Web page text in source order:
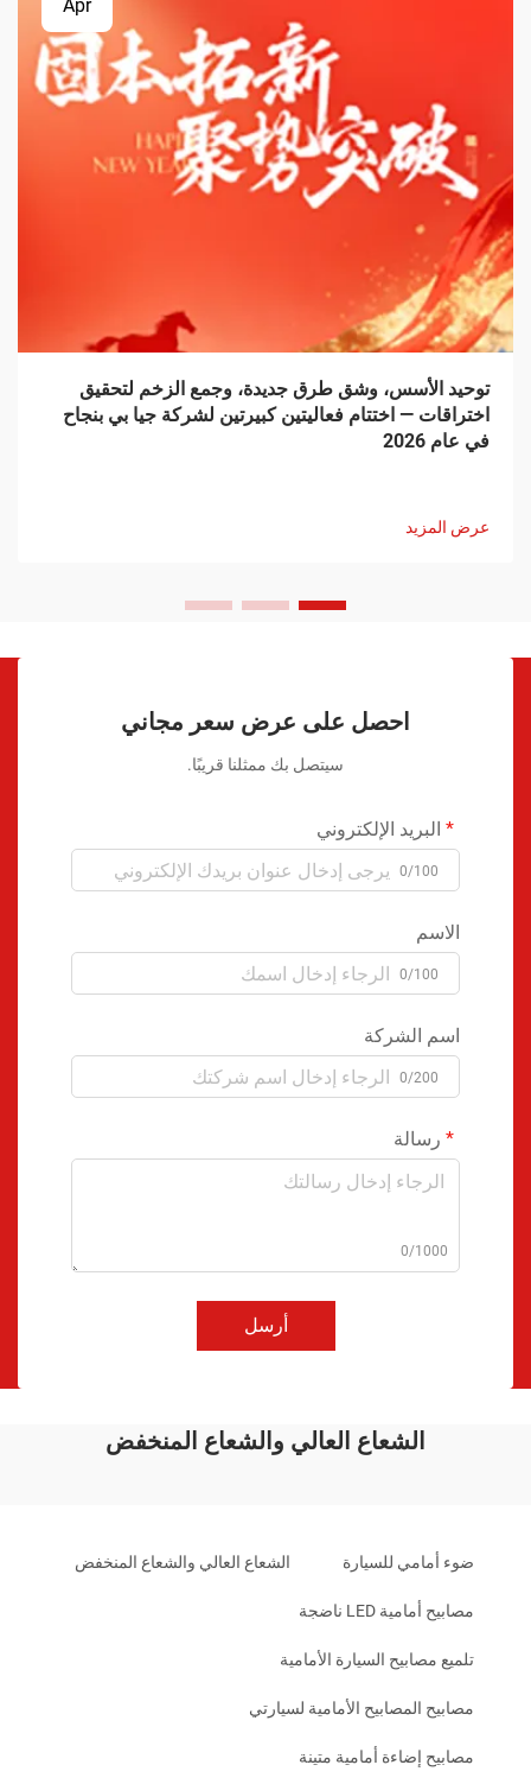
Apr
توحيد الأسس، وشق طرق جديدة، وجمع الزخم لتحقيق
اختراقات — اختتام فعاليتين كبيرتين لشركة جيا بي بنجاح
في عام 2026
عرض المزيد
احصل على عرض سعر مجاني
سيتصل بك ممثلنا قريبًا.
البريد الإلكتروني
0/100
الاسم
0/100
اسم الشركة
0/200
رسالة
0/1000
أرسل
الشعاع العالي والشعاع المنخفض
ضوء أمامي للسيارة الشعاع العالي والشعاع المنخفض
مصابيح أمامية LED ناضجة
تلميع مصابيح السيارة الأمامية
مصابيح المصابيح الأمامية لسيارتي
مصابيح إضاءة أمامية متينة